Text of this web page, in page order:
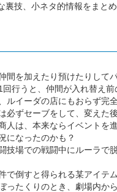
裏技、小ネタ的情報をまとめ
間を加えたり預けたりして
行うと、仲間が入れ替え
ルイーダの店にもおらず完
必ずセーブをして、変えた
人は、本来ならイベントを
になったのかも？
技場での戦闘中にルーラで
で倒すと得られる某アイテ
ったくりのとき、劇場内か